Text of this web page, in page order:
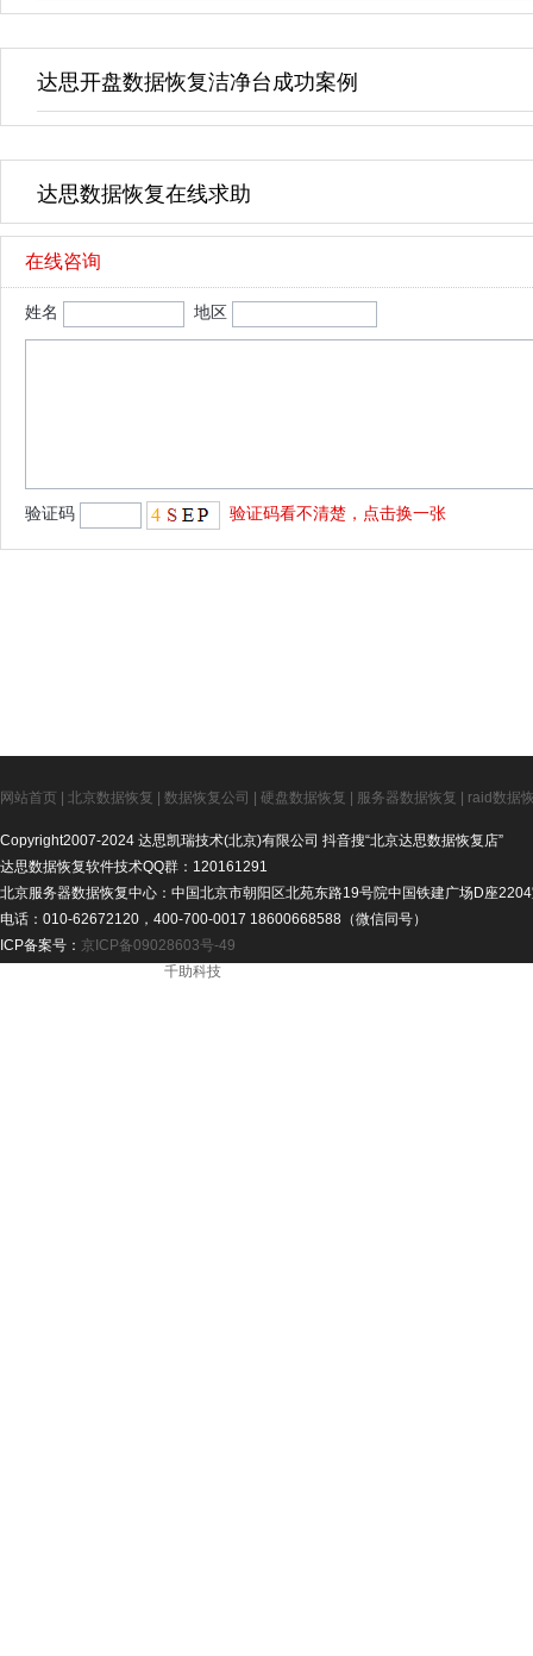
达思开盘数据恢复洁净台成功案例
达思数据恢复在线求助
在线咨询
姓名 地区
验证码 验证码看不清楚，点击换一张
网站首页 北京数据恢复 数据恢复公司 硬盘数据恢复 服务器数据恢复 raid数据
Copyright2007-2024 达思凯瑞技术(北京)有限公司 抖音搜“北京达思数据恢复店”
达思数据恢复软件技术QQ群：120161291
北京服务器数据恢复中心：中国北京市朝阳区北苑东路19号院中国铁建广场D座
电话：010-62672120，400-700-0017 18600668588（微信同号）
ICP备案号： 京ICP备09028603号-49
千助科技